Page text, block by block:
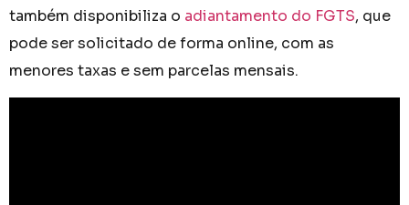
também disponibiliza o adiantamento do FGTS, que
pode ser solicitado de forma online, com as
menores taxas e sem parcelas mensais.